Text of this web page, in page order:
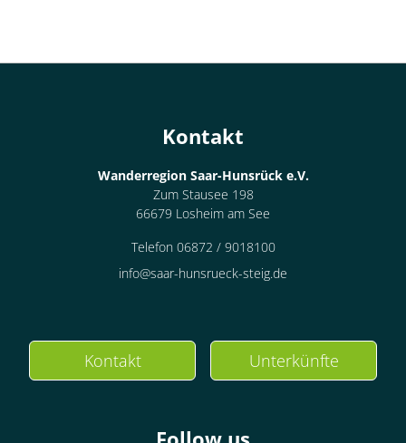
Kontakt
Wanderregion Saar-Hunsrück e.V.
Zum Stausee 198
66679 Losheim am See
Telefon 06872 / 9018100
info@saar-hunsrueck-steig.de
Kontakt Unterkünfte